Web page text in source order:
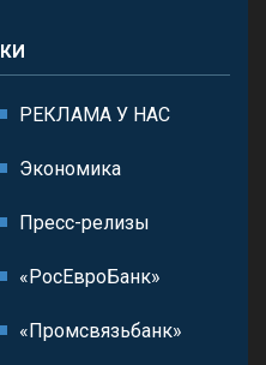
РЕКЛАМА У НАС
Экономика
Пресс-релизы
«РосЕвроБанк»
«Промсвязьбанк»